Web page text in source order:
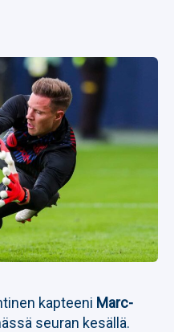
kapteeni Marc-
seuran kesällä.